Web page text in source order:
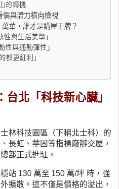
的轉機
價與潛力橫向檢視
華，誰才是購屋王牌？
與生活美學」
性與通勤彈性」
都更紅利」
北「科技新心臟」
林科技園區（下稱北士科）的
長虹、華固等指標廠辦交屋，
部正式進駐。
站 130 萬至 150 萬/坪 時，強
擴散。這不僅是價格的溢出，